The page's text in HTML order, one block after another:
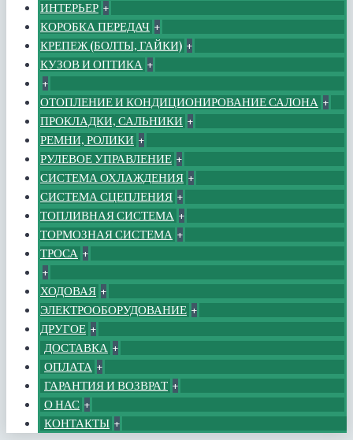
ИНТЕРЬЕР +
КОРОБКА ПЕРЕДАЧ +
КРЕПЕЖ (БОЛТЫ, ГАЙКИ) +
КУЗОВ И ОПТИКА +
+
ОТОПЛЕНИЕ И КОНДИЦИОНИРОВАНИЕ САЛОНА +
ПРОКЛАДКИ, САЛЬНИКИ +
РЕМНИ, РОЛИКИ +
РУЛЕВОЕ УПРАВЛЕНИЕ +
СИСТЕМА ОХЛАЖДЕНИЯ +
СИСТЕМА СЦЕПЛЕНИЯ +
ТОПЛИВНАЯ СИСТЕМА +
ТОРМОЗНАЯ СИСТЕМА +
ТРОСА +
+
ХОДОВАЯ +
ЭЛЕКТРООБОРУДОВАНИЕ +
ДРУГОЕ +
ДОСТАВКА +
ОПЛАТА +
ГАРАНТИЯ И ВОЗВРАТ +
О НАС +
КОНТАКТЫ +